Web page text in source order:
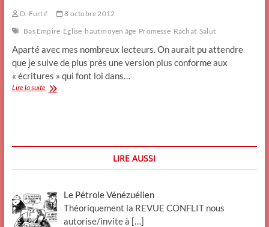
D. Furtif
8 octobre 2012
Bas Empire Eglise haut moyen âge Promesse Rachat Salut
Aparté avec mes nombreux lecteurs. On aurait pu attendre
que je suive de plus près une version plus conforme aux
« écritures » qui font loi dans…
Lire la suiteHeureux
chrétiens
(b)
LIRE AUSSI
Le Pétrole Vénézuélien
Théoriquement la REVUE CONFLIT nous
autorise/invite à […]